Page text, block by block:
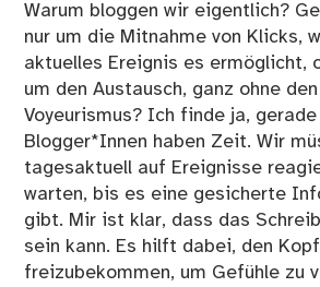
Warum bloggen wir eigentlich?
nur um die Mitnahme von Klicks,
aktuelles Ereignis es ermöglicht,
um den Austausch, ganz ohne
Voyeurismus? Ich finde ja,
Blogger*Innen haben Zeit. Wir
tagesaktuell auf Ereignisse
warten, bis es eine gesicherte
gibt. Mir ist klar, dass das
sein kann. Es hilft dabei, den Kopf
freizubekommen, um Gefühle zu